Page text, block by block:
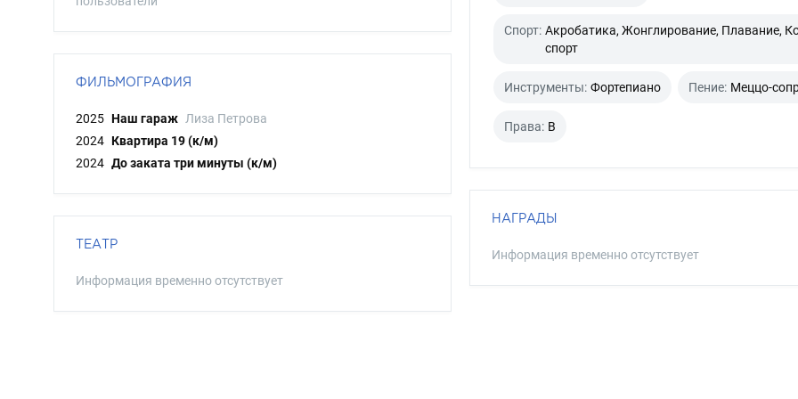
ФИЛЬМОГРАФИЯ
2025 Наш гараж Лиза Петрова
2024 Квартира 19 (к/м)
2024 До заката три минуты (к/м)
ТЕАТР
Информация временно отсутствует
Спорт: Акробатика, Жонглирование, Плавание,
спорт
Инструменты: Фортепиано Пение: Меццо-
Права: B
НАГРАДЫ
Информация временно отсутствует